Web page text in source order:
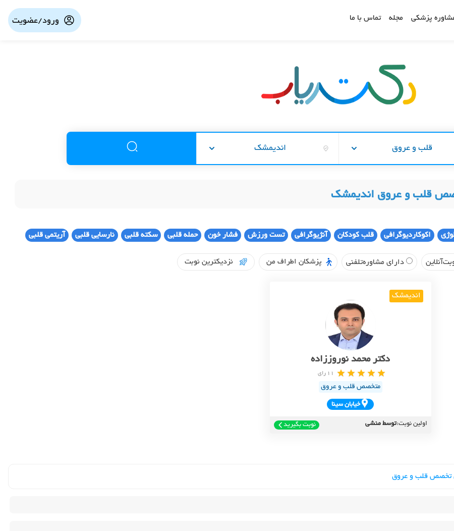
پزشکی مجله تماس با ما ورود/عضویت
قلب و عروق اندیمشک
قلب و عروق اندیمشک
اکوکاردیوگرافی قلب کودکان آنژیوگرافی تست ورزش فشار خون حمله قلبی سکته قلبی نارسایی قلبی آریتمی قلبی
دارای مشاوره‌تلفنی پزشکان اطراف من نزدیکترین نوبت
اندیمشک
دکتر محمد نوروززاده
11 رای
متخصص قلب و عروق
خيابان سينا
اولین نوبت:توسط منشی نوبت بگیرید
تخصص قلب و عروق